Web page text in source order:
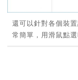
還可以針對各個裝
常簡單，用滑鼠點